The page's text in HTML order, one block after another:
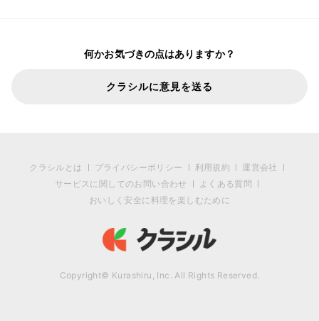
何かお気づきの点はありますか？
クラシルに意見を送る
クラシルとは プライバシーポリシー 利用規約
運営会社
サービスに関してのお問い合わせ
よくある質問
おいしく安全に料理を楽しむために
Copyright© Kurashiru, Inc. All Rights Reserved.